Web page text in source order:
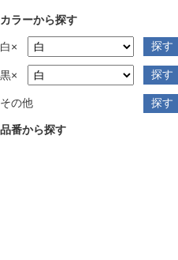
カラーから探す
白×
黒×
その他
品番から探す